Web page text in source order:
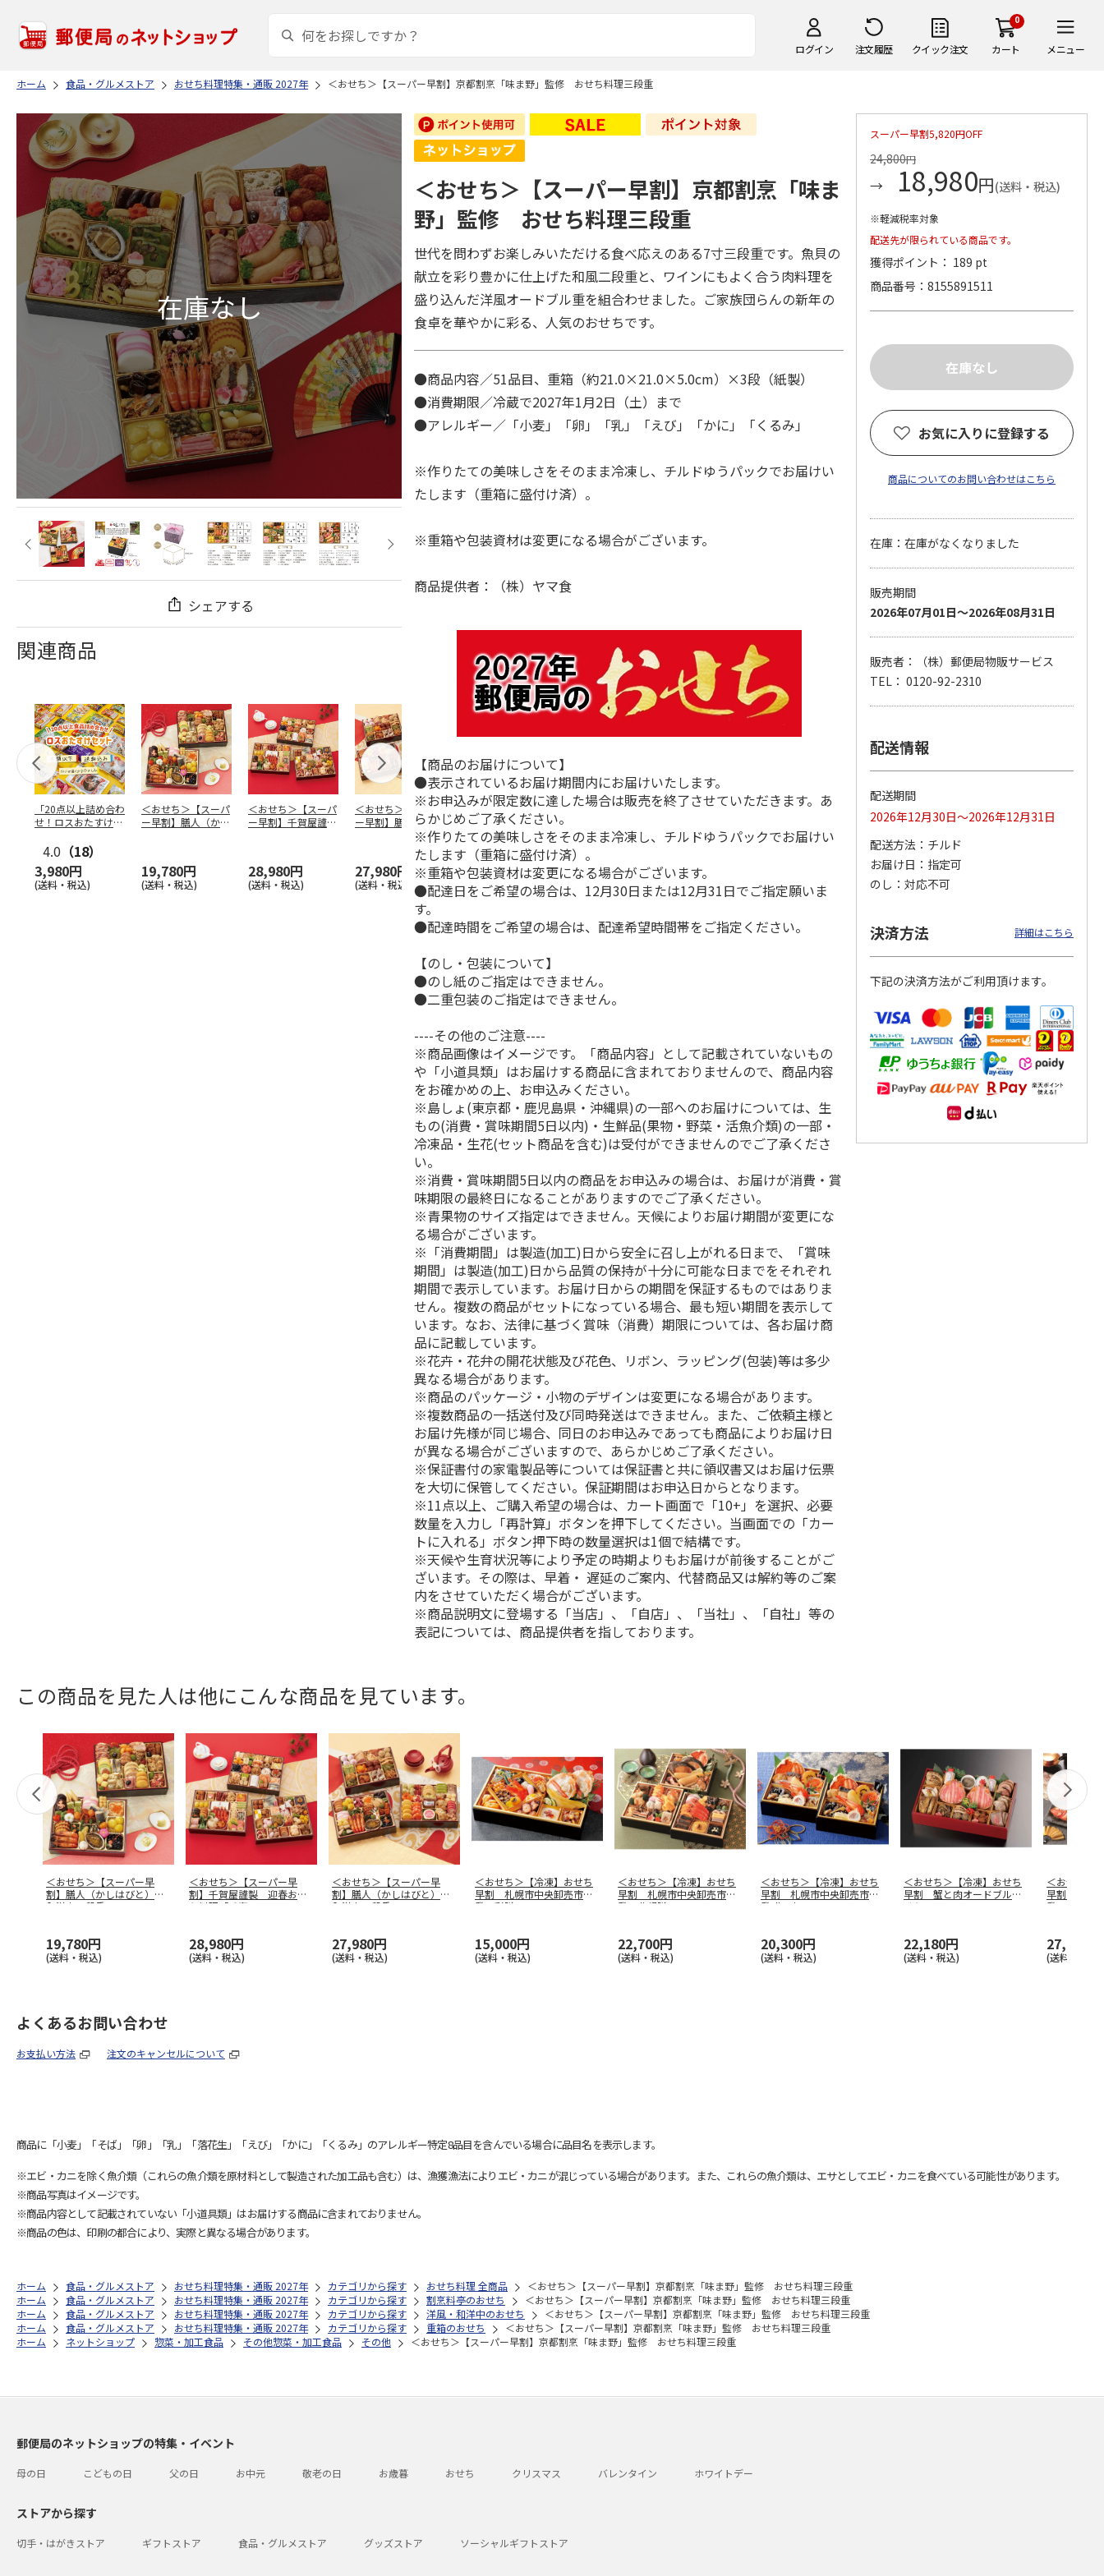
ログイン 注文履歴 クイック注文
0
カート メニュー
ホーム 食品・グルメストア おせち料理特集・通販 2027年 ＜おせち＞【スーパー早割】京都割烹「味ま野」監修 おせち料理三段重
シェアする
関連商品
「20点以上詰め合わ
せ！ロスおたすけセ
4.0 （18）
3,980円
(送料・税込)
＜おせち＞【スーパ
ー早割】膳人（かし
19,780円
(送料・税込)
＜おせち＞【スーパ
ー早割】千賀屋謹
28,980円
(送料・税込)
＜おせち＞【スーパ
ー早割】膳人（かし
はびと） 和洋中三
27,980円
(送料・税込)
＜おせち＞【冷凍】
おせち早割 札幌市
中央卸売市場発 彩
膳
15,000円
(送料・税込)
＜おせち＞【冷凍】
オードブルおせち
22,180円
(送料・税込)
＜おせち＞【冷凍】
中央卸売市場発 北
20,300円
(送料・税込)
＜おせち＞【冷凍】
中央卸売市場発 北
(送料・税込)
＜おせち＞【冷凍】
おせち早割 札幌市
の漁…
27,000円
(送料・税込)
＜おせち＞【冷凍】
おせち早割 蟹甲羅
＜おせち＞【スーパー早割】京都割烹「味ま
野」監修 おせち料理三段重
世代を問わずお楽しみいただける食べ応えのある7寸三段重です。魚貝の
献立を彩り豊かに仕上げた和風二段重と、ワインにもよく合う肉料理を
盛り込んだ洋風オードブル重を組合わせました。ご家族団らんの新年の
食卓を華やかに彩る、人気のおせちです。
●商品内容／51品目、重箱（約21.0×21.0×5.0cm）×3段（紙製）
●消費期限／冷蔵で2027年1月2日（土）まで
●アレルギー／「小麦」「卵」「乳」「えび」「かに」「くるみ」
※作りたての美味しさをそのまま冷凍し、チルドゆうパックでお届けい
たします（重箱に盛付け済）。
※重箱や包装資材は変更になる場合がございます。
商品提供者：（株）ヤマ食
【商品のお届けについて】
●表示されているお届け期間内にお届けいたします。
※お申込みが限定数に達した場合は販売を終了させていただきます。あ
らかじめご了承ください。
※作りたての美味しさをそのまま冷凍し、チルドゆうパックでお届けい
たします（重箱に盛付け済）。
※重箱や包装資材は変更になる場合がございます。
●配達日をご希望の場合は、12月30日または12月31日でご指定願いま
す。
●配達時間をご希望の場合は、配達希望時間帯をご指定ください。
【のし・包装について】
●のし紙のご指定はできません。
●二重包装のご指定はできません。
----その他のご注意----
※商品画像はイメージです。「商品内容」として記載されていないもの
や「小道具類」はお届けする商品に含まれておりませんので、商品内容
をお確かめの上、お申込みください。
※島しょ(東京都・鹿児島県・沖縄県)の一部へのお届けについては、生
もの(消費・賞味期間5日以内)・生鮮品(果物・野菜・活魚介類)の一部・
冷凍品・生花(セット商品を含む)は受付ができませんのでご了承くださ
い。
※消費・賞味期間5日以内の商品をお申込みの場合は、お届けが消費・賞
味期限の最終日になることがありますのでご了承ください。
※青果物のサイズ指定はできません。天候によりお届け期間が変更にな
る場合がございます。
※「消費期間」は製造(加工)日から安全に召し上がれる日まで、「賞味
期間」は製造(加工)日から品質の保持が十分に可能な日までをそれぞれ
期間で表示しています。お届け日からの期間を保証するものではありま
せん。複数の商品がセットになっている場合、最も短い期間を表示して
います。なお、法律に基づく賞味（消費）期限については、各お届け商
品に記載しています。
※花卉・花弁の開花状態及び花色、リボン、ラッピング(包装)等は多少
異なる場合があります。
※商品のパッケージ・小物のデザインは変更になる場合があります。
※複数商品の一括送付及び同時発送はできません。また、ご依頼主様と
お届け先様が同じ場合、同日のお申込みであっても商品によりお届け日
が異なる場合がございますので、あらかじめご了承ください。
※保証書付の家電製品等については保証書と共に領収書又はお届け伝票
を大切に保管してください。保証期間はお申込日からとなります。
※11点以上、ご購入希望の場合は、カート画面で「10+」を選択、必要
数量を入力し「再計算」ボタンを押下してください。当画面での「カー
トに入れる」ボタン押下時の数量選択は1個で結構です。
※天候や生育状況等により予定の時期よりもお届けが前後することがご
ざいます。その際は、早着・ 遅延のご案内、代替商品又は解約等のご案
内をさせていただく場合がございます。
※商品説明文に登場する「当店」、「自店」、「当社」、「自社」等の
表記については、商品提供者を指しております。
スーパー早割5,820円OFF
24,800円
18,980円(送料・税込)
※軽減税率対象
配送先が限られている商品です。
獲得ポイント： 189 pt
商品番号
8155891511
お気に入りに登録する
商品についてのお問い合わせはこちら
在庫：在庫がなくなりました
販売期間
2026年07月01日～2026年08月31日
販売者：（株）郵便局物販サービス
TEL： 0120-92-2310
配送情報
配送期間
2026年12月30日～2026年12月31日
配送方法
チルド
お届け日
指定可
のし
対応不可
決済方法 詳細はこちら
下記の決済方法がご利用頂けます。
この商品を見た人は他にこんな商品を見ています。
＜おせち＞【スーパー早
割】膳人（かしはびと）
和洋中二段重
19,780円
(送料・税込)
＜おせち＞【スーパー早
割】千賀屋謹製 迎春おせ
ち料理「千富
28,980円
(送料・税込)
＜おせち＞【スーパー早
割】膳人（かしはびと）
和洋中三段重
27,980円
(送料・税込)
＜おせち＞【冷凍】おせち
早割 札幌市中央卸売市場
発 彩膳
15,000円
(送料・税込)
＜おせち＞【冷凍】おせち
早割 札幌市中央卸売市場
発 北都膳
22,700円
(送料・税込)
＜おせち＞【冷凍】おせち
早割 札幌市中央卸売市場
発 北の初
20,300円
(送料・税込)
＜おせち＞【冷凍】おせち
早割 蟹と肉オードブルお
せち
22,180円
(送料・税込)
＜おせち＞
早割 札幌
発 北の漁
27,000円
(送料・税込)
よくあるお問い合わせ
お支払い方法 注文のキャンセルについて
商品に「小麦」「そば」「卵」「乳」「落花生」「えび」「かに」「くるみ」のアレルギー特定8品目を含んでいる場合に品目名を表示します。
※エビ・カニを除く魚介類（これらの魚介類を原材料として製造された加工品も含む）は、漁獲漁法によりエビ・カニが混じっている場合があります。また、これらの魚介類は、エサとしてエビ・カニを食べている可能性があります。
※商品写真はイメージです。
※商品内容として記載されていない「小道具類」はお届けする商品に含まれておりません。
※商品の色は、印刷の都合により、実際と異なる場合があります。
ホーム 食品・グルメストア おせち料理特集・通販 2027年 カテゴリから探す おせち料理 全商品
＜おせち＞【スーパー早割】京都割烹「味ま野」監修 おせち料理三段重
ホーム
食品・グルメストア おせち料理特集・通販 2027年 カテゴリから探す 割烹料亭のおせち
＜おせち＞【スーパー早割】京都割烹「味ま野」監修 おせち料理三段重
ホーム
食品・グルメストア おせち料理特集・通販 2027年 カテゴリから探す 洋風・和洋中のおせち
＜おせち＞【スーパー早割】京都割烹「味ま野」監修 おせち料理三段重
ホーム
食品・グルメストア おせち料理特集・通販 2027年 カテゴリから探す 重箱のおせち
＜おせち＞【スーパー早割】京都割烹「味ま野」監修 おせち料理三段重
ホーム
ネットショップ 惣菜・加工食品 その他惣菜・加工食品 その他 ＜おせち＞【スーパー早割】京都割烹「味ま野」監修 おせち料理三段重
郵便局のネットショップの特集・イベント
母の日 こどもの日 父の日 お中元 敬老の日 お歳暮 おせち クリスマス バレンタイン ホワイトデー
ストアから探す
切手・はがきストア ギフトストア 食品・グルメストア グッズストア ソーシャルギフトストア